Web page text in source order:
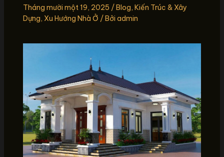
Tháng mười một 19, 2025 /Blog, Kiến Trúc & Xây
Dựng, Xu Hướng Nhà Ở / Bởi admin